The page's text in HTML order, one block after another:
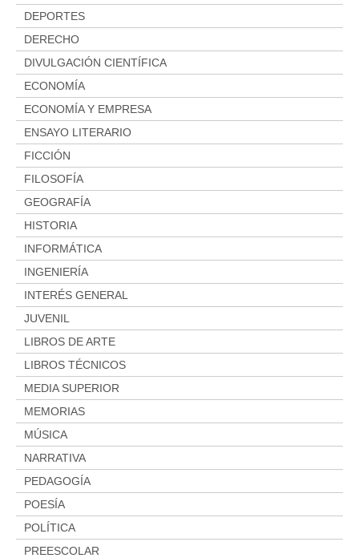
DEPORTES
DERECHO
DIVULGACIÓN CIENTÍFICA
ECONOMÍA
ECONOMÍA Y EMPRESA
ENSAYO LITERARIO
FICCIÓN
FILOSOFÍA
GEOGRAFÍA
HISTORIA
INFORMÁTICA
INGENIERÍA
INTERÉS GENERAL
JUVENIL
LIBROS DE ARTE
LIBROS TÉCNICOS
MEDIA SUPERIOR
MEMORIAS
MÚSICA
NARRATIVA
PEDAGOGÍA
POESÍA
POLÍTICA
PREESCOLAR